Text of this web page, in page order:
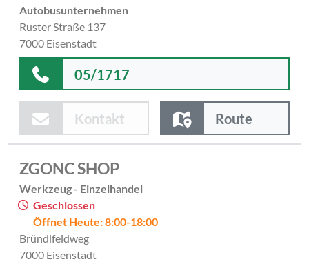
Autobusunternehmen
Ruster Straße 137
7000 Eisenstadt
05/1717
Kontakt Route
ZGONC SHOP
Werkzeug - Einzelhandel
Geschlossen
Öffnet Heute: 8:00-18:00
Bründlfeldweg
7000 Eisenstadt